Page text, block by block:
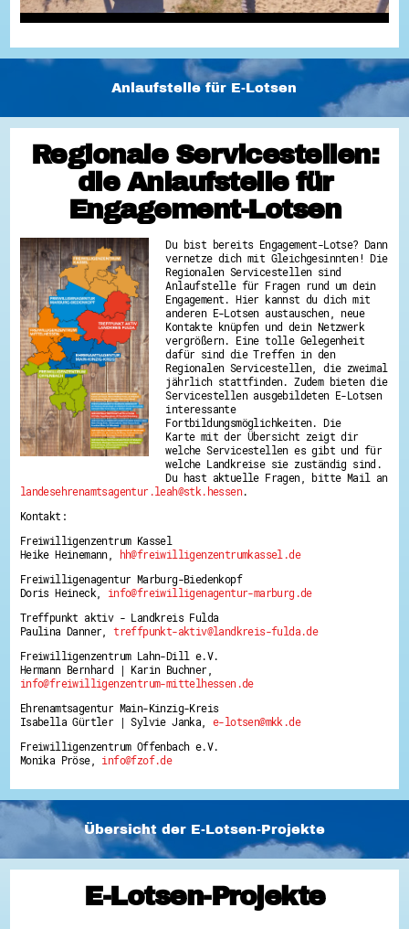
Anlaufstelle für E-Lotsen
Regionale Servicestellen:
die Anlaufstelle für
Engagement-Lotsen
Du bist bereits Engagement-Lotse? Dann
vernetze dich mit Gleichgesinnten! Die
Regionalen Servicestellen sind
Anlaufstelle für Fragen rund um dein
Engagement. Hier kannst du dich mit
anderen E-Lotsen austauschen, neue
Kontakte knüpfen und dein Netzwerk
vergrößern. Eine tolle Gelegenheit
dafür sind die Treffen in den
Regionalen Servicestellen, die zweimal
jährlich stattfinden. Zudem bieten die
Servicestellen ausgebildeten E-Lotsen
interessante
Fortbildungsmöglichkeiten. Die
Karte mit der Übersicht zeigt dir
welche Servicestellen es gibt und für
welche Landkreise sie zuständig sind.
Du hast aktuelle Fragen, bitte Mail an
landesehrenamtsagentur.leah@stk.hessen.
Kontakt:
Freiwilligenzentrum Kassel
Heike Heinemann,
hh@freiwilligenzentrumkassel.de
Freiwilligenagentur Marburg-Biedenkopf
Doris Heineck, info@freiwilligenagentur-marburg.de
Treffpunkt aktiv - Landkreis Fulda
Paulina Danner,treffpunkt-aktiv@landkreis-fulda.de
Freiwilligenzentrum Lahn-Dill e.V.
Hermann Bernhard | Karin Buchner,
info@freiwilligenzentrum-mittelhessen.de
Ehrenamtsagentur Main-Kinzig-Kreis
Isabella Gürtler | Sylvie Janka,e-lotsen@mkk.de
Freiwilligenzentrum Offenbach e.V.
Monika Pröse, info@fzof.de
Übersicht der E-Lotsen-Projekte
E-Lotsen-Projekte